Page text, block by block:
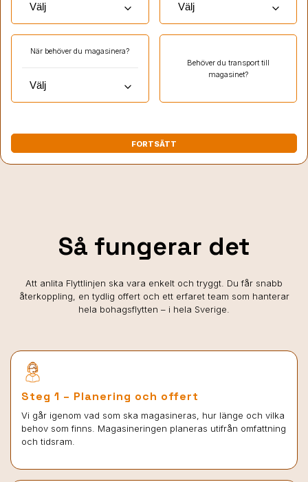
keyboard_arrow_down keyboard_arrow_down
När behöver du magasinera?
keyboard_arrow_down
Behöver du transport till
magasinet?
FORTSÄTT
Så fungerar det
Att anlita Flyttlinjen ska vara enkelt och tryggt. Du får snabb
återkoppling, en tydlig offert och ett erfaret team som hanterar
hela bohagsflytten – i hela Sverige.
Steg 1 – Planering och offert
Vi går igenom vad som ska magasineras, hur länge och vilka
behov som finns. Magasineringen planeras utifrån omfattning
och tidsram.